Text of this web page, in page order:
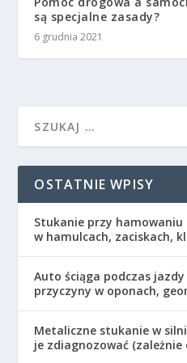
są specjalne zasady?
6 grudnia 2021
OSTATNIE WPISY
Stukanie przy hamowaniu
w hamulcach, zaciskach,
Auto ściąga podczas
przyczyny w oponach,
Metaliczne stukanie w
je zdiagnozować